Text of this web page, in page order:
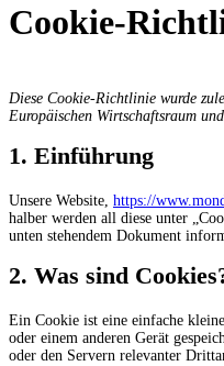
Cookie-
Diese Cookie-Richtlinie wurde
Europäischen Wirtschaftsraum
1. Einführung
Unsere Website, https://
halber werden all diese unter
unten stehendem Dokument
2. Was sind
Ein Cookie ist eine einfache
oder einem anderen Gerät
oder den Servern relevanter